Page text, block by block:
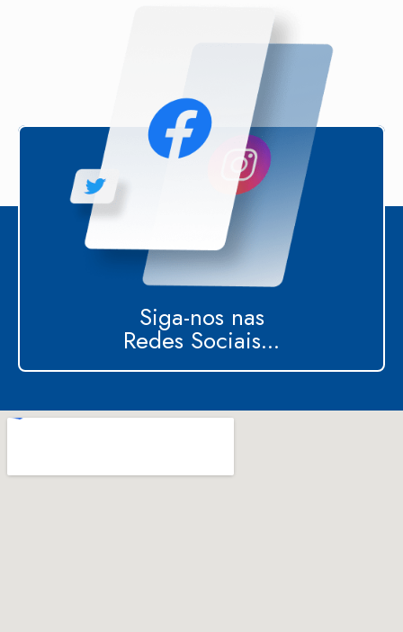
Siga-nos nas
Redes Sociais...